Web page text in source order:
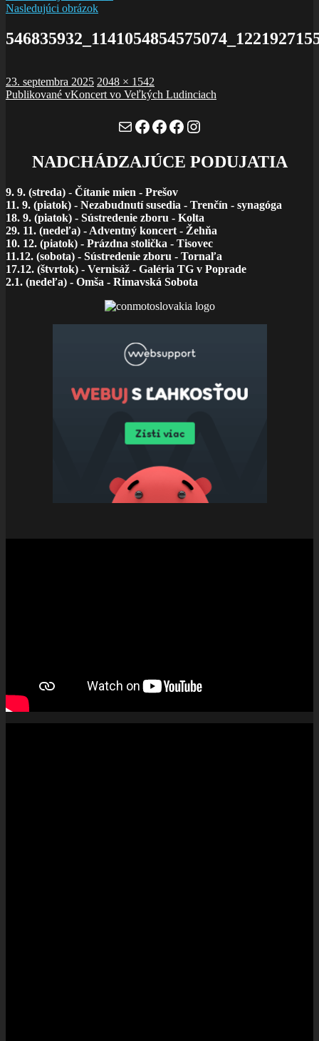
Nasledujúci obrázok
Publikované
23. septembra 2025 Plná
veľkosť
2048 × 1542
Navigácia
Publikované vKoncert vo Veľkých Ludinciach
MailFacebook
Facebook
Facebook
Instagram
NADCHÁDZAJÚCE PODUJATIA
9. 9. (streda) - Čítanie mien - Prešov
11. 9. (piatok) - Nezabudnutí susedia - Trenčín - synagóga
18. 9. (piatok) - Sústredenie zboru - Kolta
29. 11. (nedeľa) - Adventný koncert - Žehňa
10. 12. (piatok) - Prázdna stolička - Tisovec
11.12. (sobota) - Sústredenie zboru - Tornaľa
17.12. (štvrtok) - Vernisáž - Galéria TG v Poprade
2.1. (nedeľa) - Omša - Rimavská Sobota